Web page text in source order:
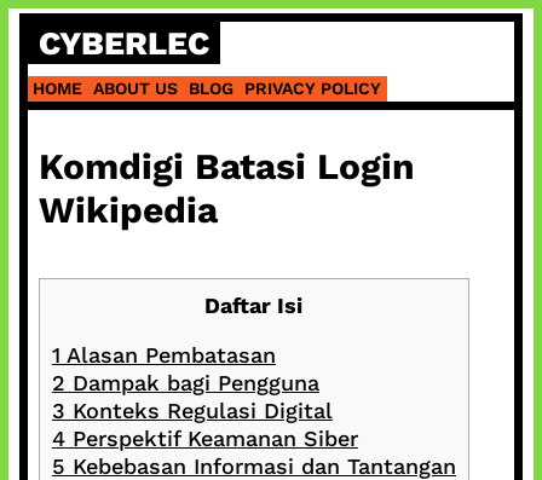
Skip
content
CYBERLEC
HOME ABOUT US BLOG PRIVACY POLICY
Komdigi Batasi Login
Wikipedia
Daftar Isi
1 Alasan Pembatasan
2 Dampak bagi Pengguna
3 Konteks Regulasi Digital
4Perspektif Keamanan Siber
5 Kebebasan Informasi dan Tantangan